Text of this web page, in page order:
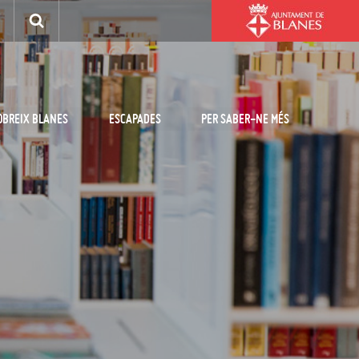
BLANES ESCAPADES PER SABER-NE MÉS